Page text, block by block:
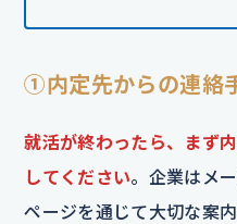
①内定先からの連絡
就活が終わったら、まず
してください。企業はメ
ページを通じて大切な案